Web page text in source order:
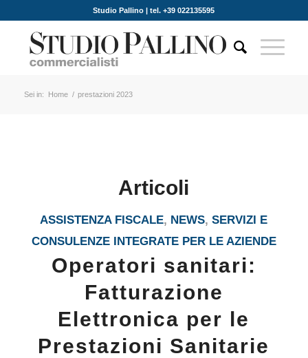
Studio Pallino | tel. +39 022135595
Sei in: Home / prestazioni 2023
Articoli
ASSISTENZA FISCALE, NEWS,SERVIZI E
CONSULENZE INTEGRATE PER LE AZIENDE
Operatori sanitari:
Fatturazione
Elettronica per le
Prestazioni Sanitarie